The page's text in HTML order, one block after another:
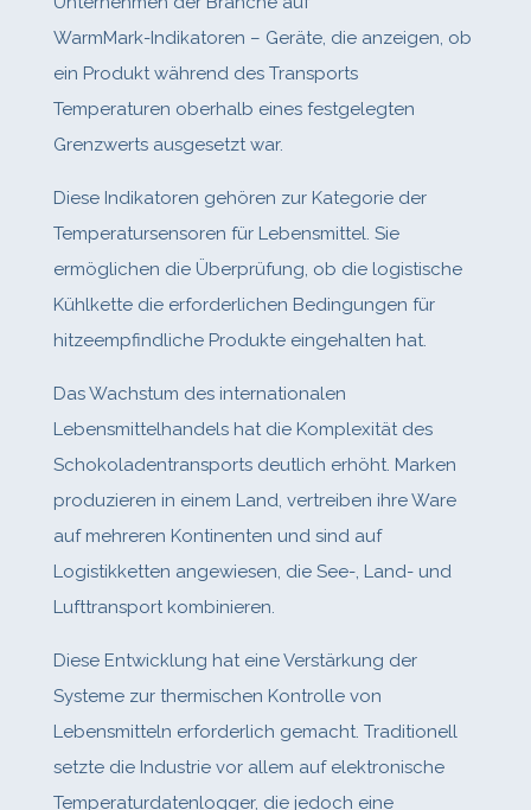
WarmMark‑Indikatoren – Geräte, die anzeigen, ob
ein Produkt während des Transports
Temperaturen oberhalb eines festgelegten
Grenzwerts ausgesetzt war.
Diese Indikatoren gehören zur Kategorie der
Temperatursensoren für Lebensmittel. Sie
ermöglichen die Überprüfung, ob die logistische
Kühlkette die erforderlichen Bedingungen für
hitzeempfindliche Produkte eingehalten hat.
Das Wachstum des internationalen
Lebensmittelhandels hat die Komplexität des
Schokoladentransports deutlich erhöht. Marken
produzieren in einem Land, vertreiben ihre Ware
auf mehreren Kontinenten und sind auf
Logistikketten angewiesen, die See‑, Land‑ und
Lufttransport kombinieren.
Diese Entwicklung hat eine Verstärkung der
Systeme zur thermischen Kontrolle von
Lebensmitteln erforderlich gemacht. Traditionell
setzte die Industrie vor allem auf elektronische
Temperaturdatenlogger, die jedoch eine